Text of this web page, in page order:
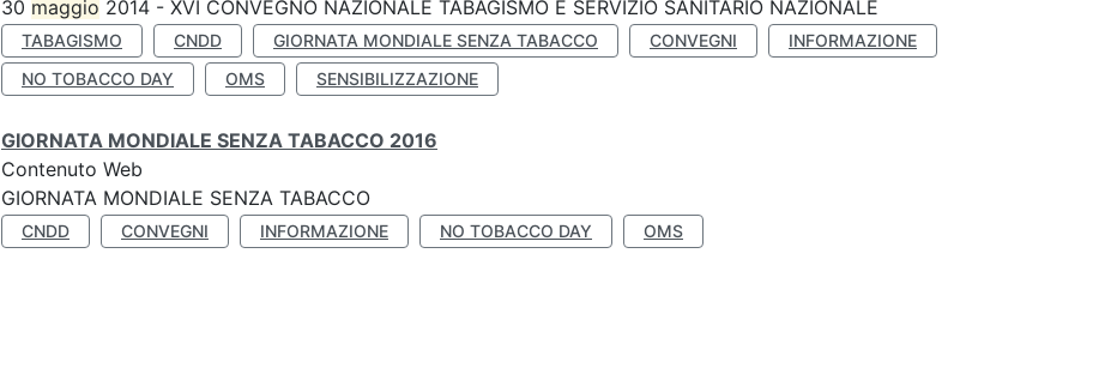
30 maggio 2014 - XVI CONVEGNO NAZIONALE TABAGISMO E SERVIZIO SANITARIO NAZIONALE
TABAGISMO CNDD GIORNATA MONDIALE SENZA TABACCO CONVEGNI
INFORMAZIONE
NO TOBACCO DAY
OMS SENSIBILIZZAZIONE
GIORNATA MONDIALE SENZA TABACCO 2016
Contenuto Web
GIORNATA MONDIALE SENZA TABACCO
CNDD CONVEGNI INFORMAZIONE NO TOBACCO DAY OMS